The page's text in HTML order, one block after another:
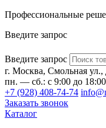
Профессиональные
Введите запрос
Введите запрос
г. Москва, Смольная
пн. — сб.: с 9:00 до 18:00
+7 (928) 408-74-74
Заказать звонок
Каталог